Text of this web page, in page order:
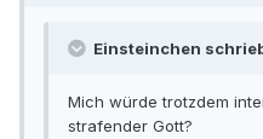
Einsteinchen
Mich würde trotzdem
strafender Gott?